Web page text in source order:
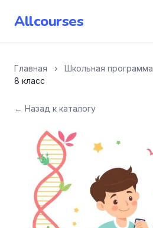
Allcourses
Главная › Школьная программа
8 класс
← Назад к каталогу